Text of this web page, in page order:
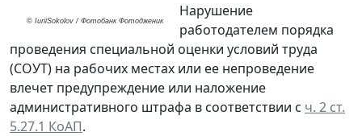
© IuriiSokolov / Фотобанк Фотодженик
Нарушение
работодателем порядка
проведения специальной оценки условий труда
(СОУТ) на рабочих местах или ее непроведение
влечет предупреждение или наложение
административного штрафа в соответствии с ч. 2 ст.
5.27.1 КоАП.